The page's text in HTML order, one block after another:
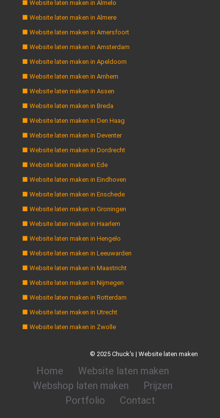
■ Website laten maken in Almelo
■ Website laten maken in Almere
■ Website laten maken in Amersfoort
■ Website laten maken in Amsterdam
■ Website laten maken in Apeldoorn
■ Website laten maken in Arnhem
■ Website laten maken in Assen
■ Website laten maken in Breda
■ Website laten maken in Den Haag
■ Website laten maken in Deventer
■ Website laten maken in Dordrecht
■ Website laten maken in Ede
■ Website laten maken in Eindhoven
■ Website laten maken in Enschede
■ Website laten maken in Groningen
■ Website laten maken in Haarlem
■ Website laten maken in Hengelo
■ Website laten maken in Leeuwarden
■ Website laten maken in Maastricht
■ Website laten maken in Nijmegen
■ Website laten maken in Rotterdam
■ Website laten maken in Utrecht
■ Website laten maken in Zwolle
© 2025 Chuck's | Website laten maken
Home
Website laten maken
Webshop laten maken
Prijzen
Portfolio
Contact